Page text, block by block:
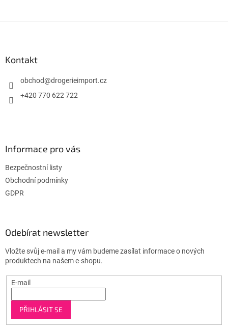
Kontakt
obchod@drogerieimport.cz
+420 770 622 722
Informace pro vás
Bezpečnostní listy
Obchodní podmínky
GDPR
Odebírat newsletter
Vložte svůj e-mail a my vám budeme zasílat informace o nových
produktech na našem e-shopu.
E-mail
PŘIHLÁSIT SE